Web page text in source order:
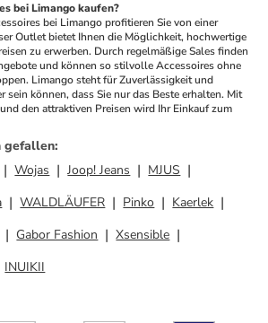
bei Limango kaufen?
bei Limango profitieren Sie von einer
Outlet bietet Ihnen die Möglichkeit, hochwertige
zu erwerben. Durch regelmäßige Sales finden
und können so stilvolle Accessoires ohne
Limango steht für Zuverlässigkeit und
sein können, dass Sie nur das Beste erhalten. Mit
den attraktiven Preisen wird Ihr Einkauf zum
gefallen:
Wojas Joop! Jeans
MJUS
WALDLÄUFER Pinko
Kaerlek
Gabor Fashion
Xsensible
INUIKII